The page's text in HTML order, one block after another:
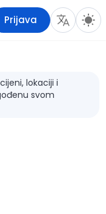
Prijava
lokaciji i
svom